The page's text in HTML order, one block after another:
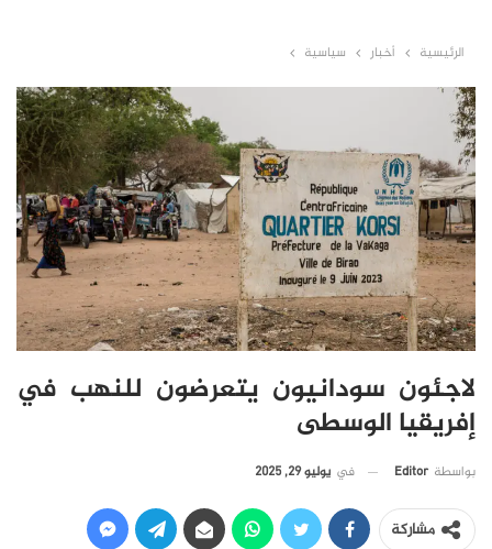
الرئيسية أخبار سياسية
لاجئون سودانيون يتعرضون للنهب في
إفريقيا الوسطى
بواسطة Editor في يوليو 29, 2025
مشاركة